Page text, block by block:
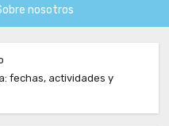
nosotros
fechas, actividades y